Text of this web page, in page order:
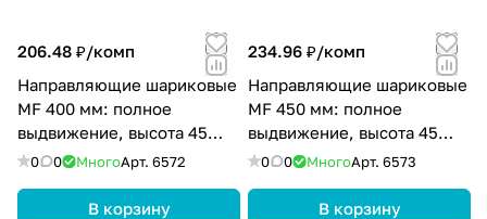
206.48 ₽/комп
Направляющие шариковые
MF 400 мм: полное
выдвижение, высота 45
мм, цвет цинк
0 0 МногоАрт. 6572
В корзину
234.96 ₽/комп
Направляющие шариковые
MF 450 мм: полное
выдвижение, высота 45
мм, цвет цинк
0 0 МногоАрт. 6573
В корзину